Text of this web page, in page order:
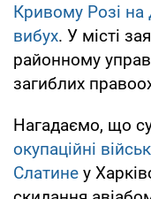
Кривому Розі на
вибух. У місті
районному
загиблих
Нагадаємо, що
окупаційні
Слатине у